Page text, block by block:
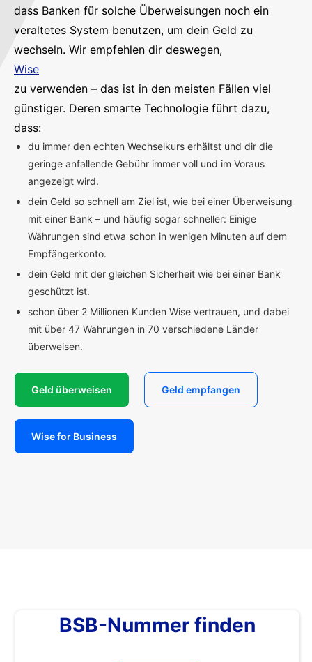
dass Banken für solche Überweisungen noch ein
veraltetes System benutzen, um dein Geld zu
wechseln. Wir empfehlen dir deswegen,
Wise
zu verwenden – das ist in den meisten Fällen viel
günstiger. Deren smarte Technologie führt dazu,
dass:
du immer den echten Wechselkurs erhältst und dir die
geringe anfallende Gebühr immer voll und im Voraus
angezeigt wird.
dein Geld so schnell am Ziel ist, wie bei einer Überweisung
mit einer Bank – und häufig sogar schneller: Einige
Währungen sind etwa schon in wenigen Minuten auf dem
Empfängerkonto.
dein Geld mit der gleichen Sicherheit wie bei einer Bank
geschützt ist.
schon über 2 Millionen Kunden Wise vertrauen, und dabei
mit über 47 Währungen in 70 verschiedene Länder
überweisen.
Geld überweisen Geld empfangen
Wise for Business
BSB-Nummer finden